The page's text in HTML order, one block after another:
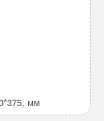
мм